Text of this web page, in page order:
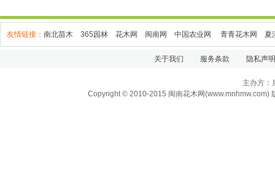
友情链接： 南北苗木 365园林 花木网 闽南网 中国农业网 青青花木网 夏
关于我们 服务条款 隐私声明
主办方
Copyright© 2010-2015 闽南花木网(www.mnhmw.com)